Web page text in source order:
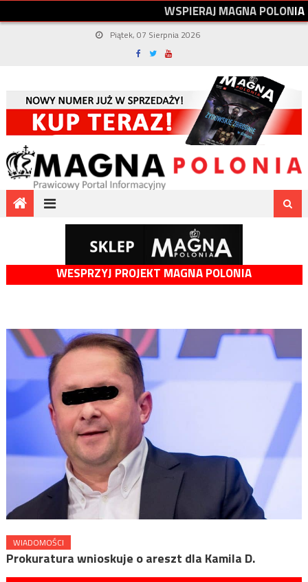
WSPIERAJMAGNAPOLONIA
Piątek, 07 Sierpnia 2026
WESPRZYJ PROJEKT MAGNA POLONIA
WIADOMOŚCI
Prokuratura wnioskuje o areszt dla Kamila D.